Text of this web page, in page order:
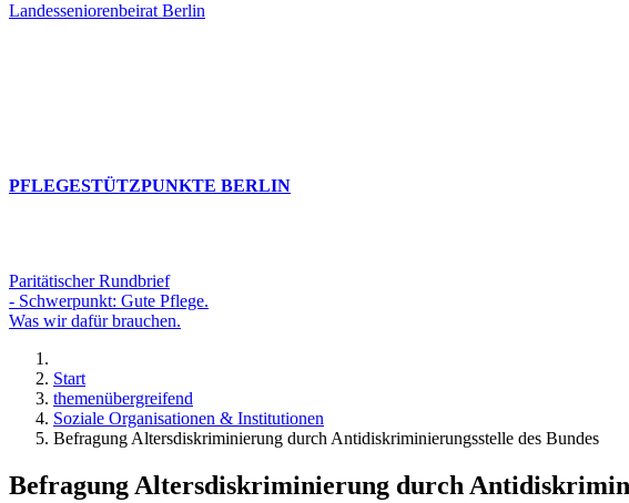
Landesseniorenbeirat Berlin
PFLEGESTÜTZPUNKTE BERLIN
Paritätischer Rundbrief
- Schwerpunkt: Gute Pflege.
Was wir dafür brauchen.
Start
themenübergreifend
Soziale Organisationen & Institutionen
Befragung Altersdiskriminierung durch Antidiskriminierungsstelle des Bundes
Befragung Altersdiskriminierung durch